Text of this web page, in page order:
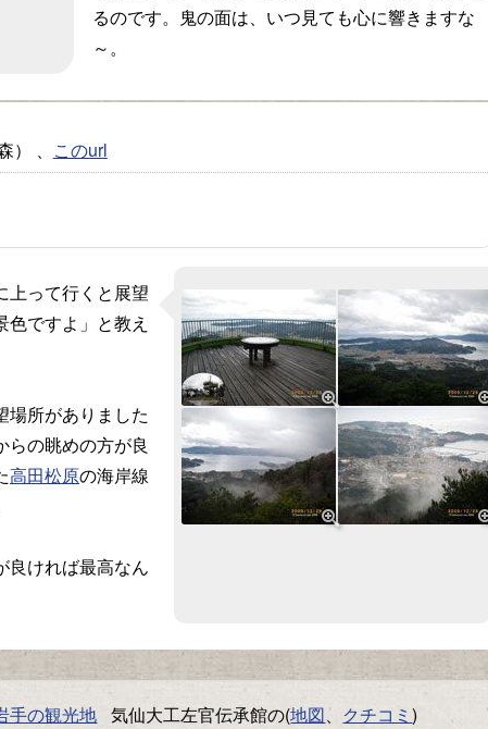
るのです。鬼の面は、いつ見ても心に響きますな
～。
） 、 このurl
って行くと展望
ですよ」と教え
所がありました
らの眺めの方が良
高田松原の海岸線
ければ最高なん
手の観光地 気仙大工左官伝承館の(地図、 クチコミ)